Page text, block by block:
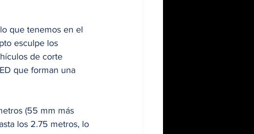
que tenemos en el
esculpe los
de corte
que forman una
(55 mm más
los 2.75 metros, lo